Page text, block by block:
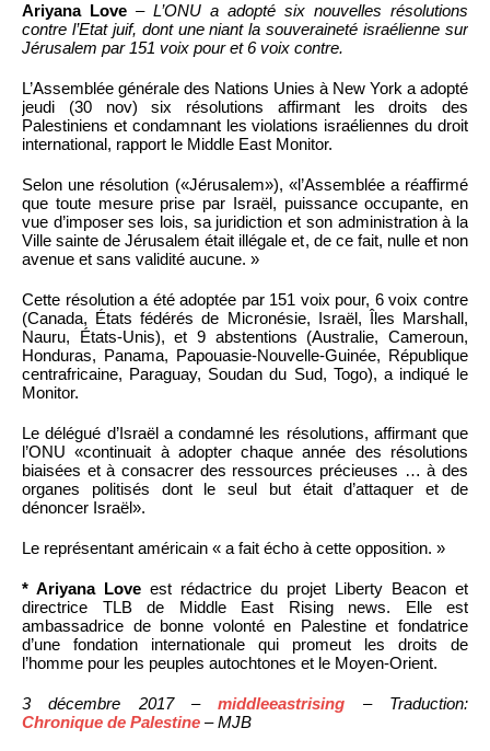
Ariyana Love – L’ONU a adopté six nouvelles résolutions
contre l’Etat juif, dont une niant la souveraineté israélienne sur
Jérusalem par 151 voix pour et 6 voix contre.
L’Assemblée générale des Nations Unies à New York a adopté
jeudi (30 nov) six résolutions affirmant les droits des
Palestiniens et condamnant les violations israéliennes du droit
international, rapport le Middle East Monitor.
Selon une résolution («Jérusalem»), «l’Assemblée a réaffirmé
que toute mesure prise par Israël, puissance occupante, en
vue d’imposer ses lois, sa juridiction et son administration à la
Ville sainte de Jérusalem était illégale et, de ce fait, nulle et non
avenue et sans validité aucune. »
Cette résolution a été adoptée par 151 voix pour, 6 voix contre
(Canada, États fédérés de Micronésie, Israël, Îles Marshall,
Nauru, États-Unis), et 9 abstentions (Australie, Cameroun,
Honduras, Panama, Papouasie-Nouvelle-Guinée, République
centrafricaine, Paraguay, Soudan du Sud, Togo), a indiqué le
Monitor.
Le délégué d’Israël a condamné les résolutions, affirmant que
l’ONU «continuait à adopter chaque année des résolutions
biaisées et à consacrer des ressources précieuses … à des
organes politisés dont le seul but était d’attaquer et de
dénoncer Israël».
Le représentant américain « a fait écho à cette opposition. »
* Ariyana Love est rédactrice du projet Liberty Beacon et
directrice TLB de Middle East Rising news. Elle est
ambassadrice de bonne volonté en Palestine et fondatrice
d’une fondation internationale qui promeut les droits de
l’homme pour les peuples autochtones et le Moyen-Orient.
3 décembre 2017 –middleeastrising – Traduction:
Chronique de Palestine – MJB